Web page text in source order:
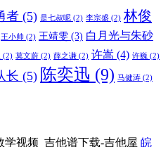
者 (5) 是七叔呢 (2) 李宗盛 (2) 林俊
王小帅 (2) 王靖雯 (3) 白月光与朱砂
(2) 莫文蔚 (2) 薛之谦 (2) 许嵩 (4) 许巍 (2)
长 (5) 陈奕迅 (9) 马健涛 (2)
视频_吉他谱下载-吉他屋 皖